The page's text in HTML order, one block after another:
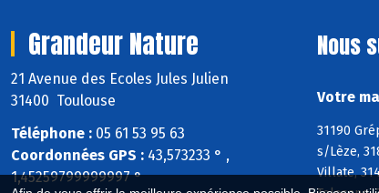
Grandeur Nature
21 Avenue des Ecoles Jules Julien
31400 Toulouse
Téléphone : 05 61 53 95 63
Coordonnées GPS : 43,573233 ° ,
1,45259799999997 °
Nous
Votre
31190
s/Lèze,
Villate,